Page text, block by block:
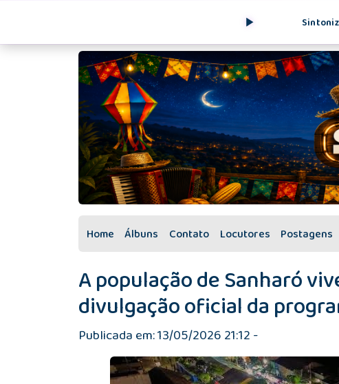
Home Álbuns Contato Locutores Postagens
A população de Sanharó
divulgação oficial da
Publicada em: 13/05/2026 21:12 -